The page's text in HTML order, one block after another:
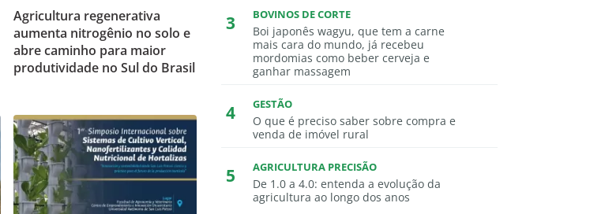
Agricultura regenerativa
aumenta nitrogênio no solo e
abre caminho para maior
produtividade no Sul do Brasil
BOVINOS DE CORTE
Boi japonês wagyu, que tem a carne
mais cara do mundo, já recebeu
mordomias como beber cerveja e
ganhar massagem
GESTÃO
O que é preciso saber sobre compra e
venda de imóvel rural
AGRICULTURA PRECISÃO
De 1.0 a 4.0: entenda a evolução da
agricultura ao longo dos anos